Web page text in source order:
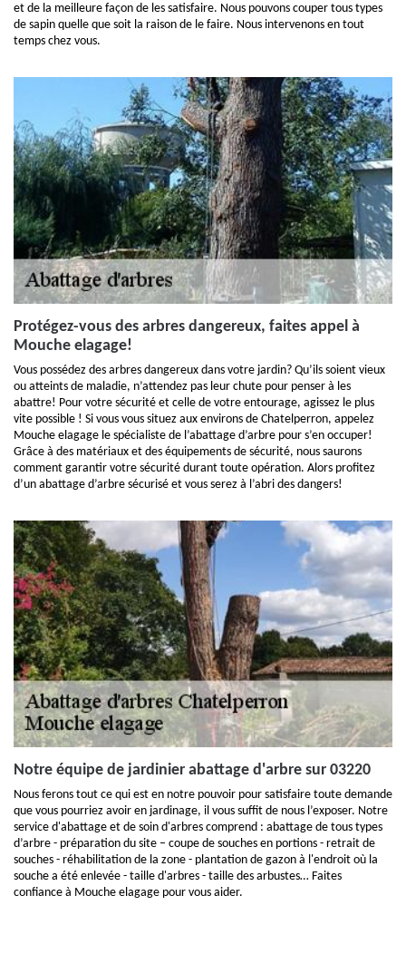
et de la meilleure façon de les satisfaire. Nous pouvons couper tous types
de sapin quelle que soit la raison de le faire. Nous intervenons en tout
temps chez vous.
Protégez-vous des arbres dangereux, faites appel à
Mouche elagage!
Vous possédez des arbres dangereux dans votre jardin? Qu’ils soient vieux
ou atteints de maladie, n’attendez pas leur chute pour penser à les
abattre! Pour votre sécurité et celle de votre entourage, agissez le plus
vite possible ! Si vous vous situez aux environs de Chatelperron, appelez
Mouche elagage le spécialiste de l’abattage d’arbre pour s’en occuper!
Grâce à des matériaux et des équipements de sécurité, nous saurons
comment garantir votre sécurité durant toute opération. Alors profitez
d’un abattage d’arbre sécurisé et vous serez à l’abri des dangers!
Notre équipe de jardinier abattage d'arbre sur 03220
Nous ferons tout ce qui est en notre pouvoir pour satisfaire toute demande
que vous pourriez avoir en jardinage, il vous suffit de nous l’exposer. Notre
service d'abattage et de soin d'arbres comprend : abattage de tous types
d’arbre - préparation du site – coupe de souches en portions - retrait de
souches - réhabilitation de la zone - plantation de gazon à l'endroit où la
souche a été enlevée - taille d'arbres - taille des arbustes… Faites
confiance à Mouche elagage pour vous aider.